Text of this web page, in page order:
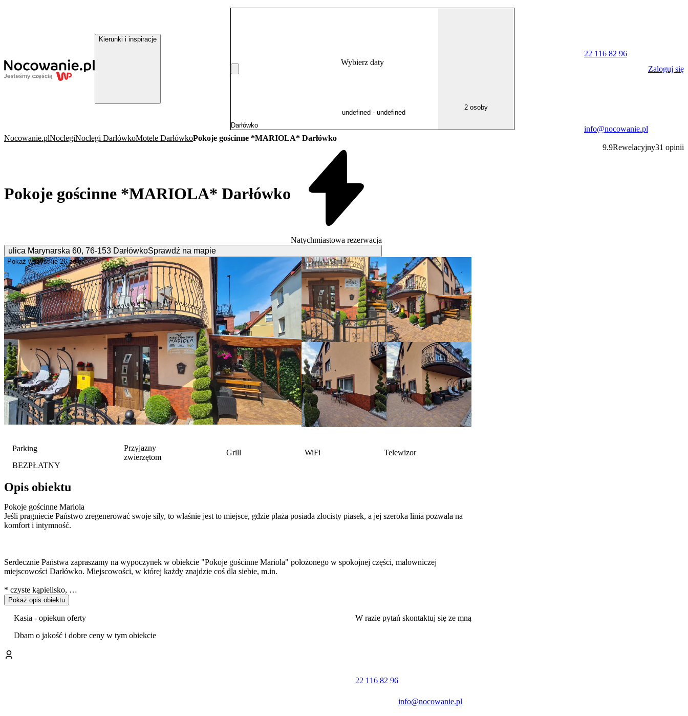
Kierunki i inspiracje
Wybierz daty
2 osoby
22 116 82 96
info@nocowanie.pl
Zaloguj się
Nocowanie.plNoclegiNoclegi DarłówkoMotele DarłówkoPokoje gościnne *MARIOLA* Darłówko
Pokoje gościnne *MARIOLA* Darłówko
Natychmiastowa rezerwacja
ulica Marynarska 60, 76-153 DarłówkoSprawdź na mapie
9.9Rewelacyjny31 opinii
Pokaż wszystkie 26 zdjęć
Parking
BEZPŁATNY
Przyjazny
zwierzętom
Grill WiFi Telewizor
Opis obiektu
Pokoje gościnne Mariola
Jeśli pragniecie Państwo zregenerować swoje siły, to właśnie jest to miejsce, gdzie plaża posiada złocisty piasek, a jej szeroka linia pozwala na
komfort i intymność.
Serdecznie Państwa zapraszamy na wypoczynek w obiekcie "Pokoje gościnne Mariola" położonego w spokojnej części, malowniczej
miejscowości Darłówko. Miejscowości, w której każdy znajdzie coś dla siebie, m.in.
* czyste kąpielisko,
* kładka spacerowa nad brzegiem morza,
Pokaż opis obiektu
Kasia - opiekun oferty
Dbam o jakość i dobre ceny w tym obiekcie
W razie pytań skontaktuj się ze mną
22 116 82 96
info@nocowanie.pl